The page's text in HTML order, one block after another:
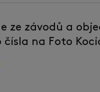
ze závodů a
na Foto